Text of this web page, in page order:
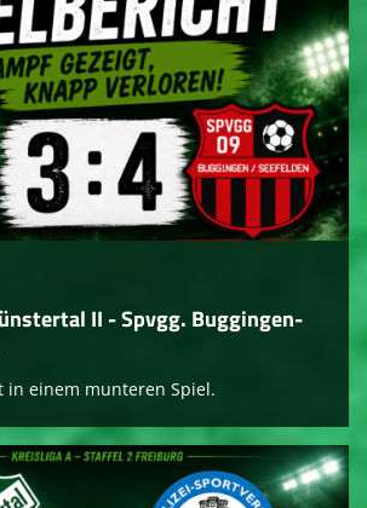
II - Spvgg. Buggingen-
in einem munteren Spiel.